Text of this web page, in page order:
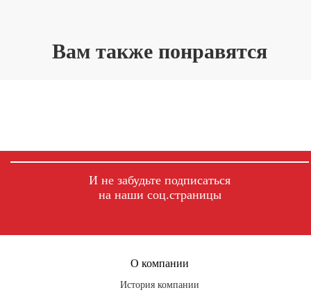
Вам также понравятся
И не забудьте подписаться
на наши соц.страницы
О компании
История компании